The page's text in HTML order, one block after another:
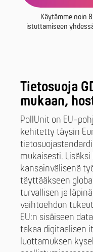
Käytämme noin
istuttamiseen
Tietosuoja
mukaan,
PollUnit on EU-
kehitetty täysin
mukaisesti.
kansainvälisenä
täyttääkseen
turvallisen ja
vaihtoehdon
EU:n sisäiseen
takaa digitaalisen
luottamuksen